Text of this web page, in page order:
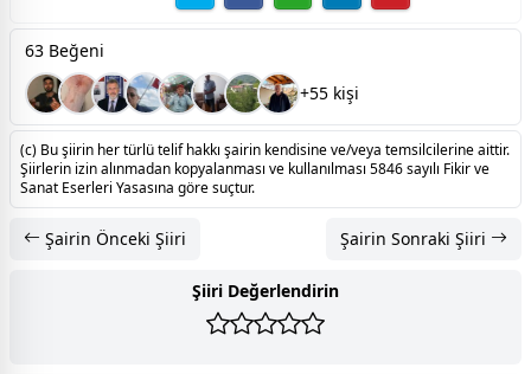
63 Beğeni
+55 kişi
(c) Bu şiirin her türlü telif hakkı şairin kendisine ve/veya temsilcilerine aittir.
Şiirlerin izin alınmadan kopyalanması ve kullanılması 5846 sayılı Fikir ve
Sanat Eserleri Yasasına göre suçtur.
Şairin Önceki Şiiri Şairin Sonraki Şiiri
Şiiri Değerlendirin